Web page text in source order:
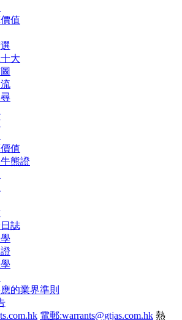
值
大
值
熊證
誌
的業界準則
電郵:warrants@gtjas.com.hk 熱